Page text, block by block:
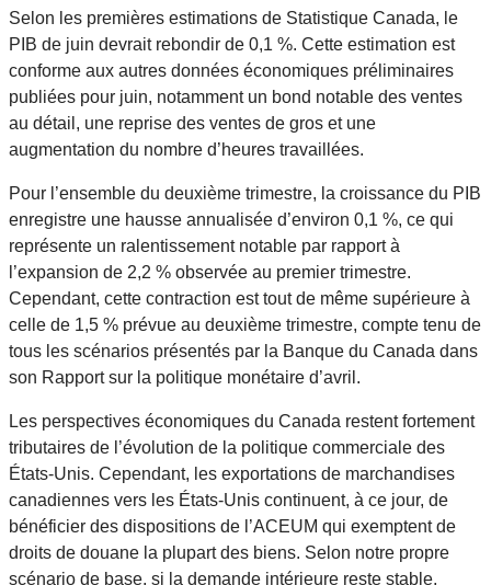
Selon les premières estimations de Statistique Canada, le
PIB de juin devrait rebondir de 0,1 %. Cette estimation est
conforme aux autres données économiques préliminaires
publiées pour juin, notamment un bond notable des ventes
au détail, une reprise des ventes de gros et une
augmentation du nombre d’heures travaillées.
Pour l’ensemble du deuxième trimestre, la croissance du PIB
enregistre une hausse annualisée d’environ 0,1 %, ce qui
représente un ralentissement notable par rapport à
l’expansion de 2,2 % observée au premier trimestre.
Cependant, cette contraction est tout de même supérieure à
celle de 1,5 % prévue au deuxième trimestre, compte tenu de
tous les scénarios présentés par la Banque du Canada dans
son Rapport sur la politique monétaire d’avril.
Les perspectives économiques du Canada restent fortement
tributaires de l’évolution de la politique commerciale des
États-Unis. Cependant, les exportations de marchandises
canadiennes vers les États-Unis continuent, à ce jour, de
bénéficier des dispositions de l’ACEUM qui exemptent de
droits de douane la plupart des biens. Selon notre propre
scénario de base, si la demande intérieure reste stable,